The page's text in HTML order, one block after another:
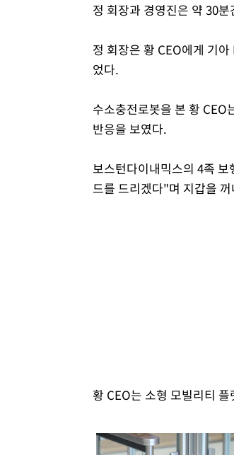
정 회장과 경영진은 약 30
정 회장은 황 CEO에게 기
었다.
수소충전로봇을 본 황
반응을 보였다.
보스턴다이내믹스의 4족
드를 드리겠다"며 지갑을
황 CEO는 소형 모빌리티